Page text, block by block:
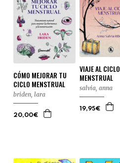
CÓMO MEJORAR TU
CICLO MENSTRUAL
briden, lara
20,00€
VIAJE AL CICLO
MENSTRUAL
salvia, anna
19,95€